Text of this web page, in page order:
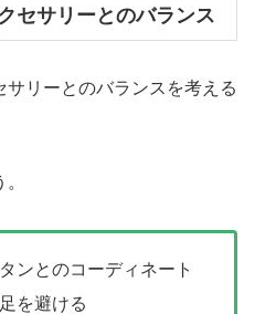
セサリーとのバランス
リーとのバランスを考える
ンとのコーディネート
を避ける